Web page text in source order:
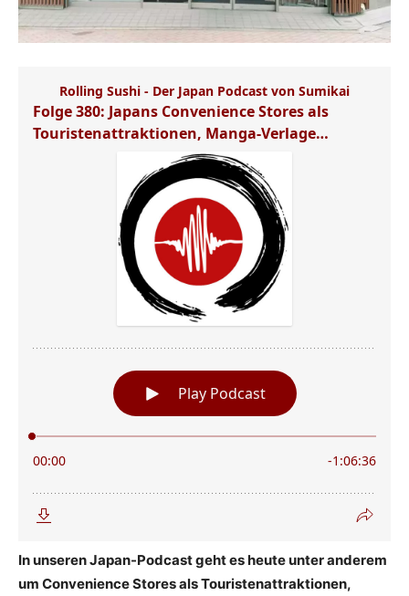
In unseren Japan-Podcast geht es heute unter anderem
um Convenience Stores als Touristenattraktionen,